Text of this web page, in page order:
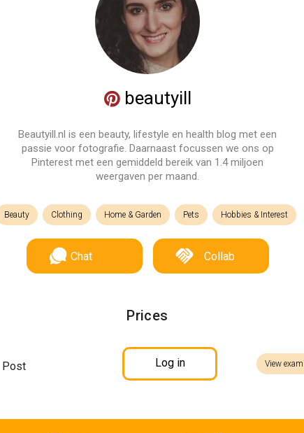
beautyill
Beautyill.nl is een beauty, lifestyle en health blog met een
passie voor fotografie. Daarnaast focussen we ons op
Pinterest met een gemiddeld bereik van 1.4 miljoen
weergaven per maand.
Beauty Clothing Home & Garden Pets Hobbies & Interest
Chat Collab
Prices
Post Log in View